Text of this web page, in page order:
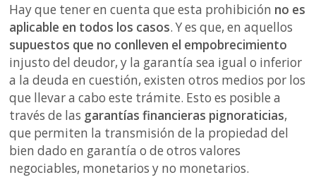
Hay que tener en cuenta que esta prohibición no es
aplicable en todos los casos. Y es que, en aquellos
supuestos que no conlleven el empobrecimiento
injusto del deudor, y la garantía sea igual o inferior
a la deuda en cuestión, existen otros medios por los
que llevar a cabo este trámite. Esto es posible a
través de las garantías financieras pignoraticias,
que permiten la transmisión de la propiedad del
bien dado en garantía o de otros valores
negociables, monetarios y no monetarios.